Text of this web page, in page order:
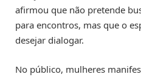
afirmou que não pretende
para encontros, mas que o
desejar dialogar.
No público, mulheres